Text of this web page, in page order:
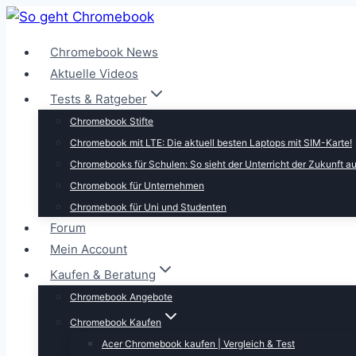
Zum
springenChromebook News
Aktuelle Videos
Tests & Ratgeber
Chromebook Stifte
Chromebook mit LTE: Die aktuell besten Laptops mit SIM-Karte!
Chromebooks für Schulen: So sieht der Unterricht der Zukunft
Chromebook für Unternehmen
Chromebook für Uni und Studenten
Forum
Mein Account
Kaufen & Beratung
Chromebook Angebote
Chromebook Kaufen
Acer Chromebook kaufen | Vergleich & Test